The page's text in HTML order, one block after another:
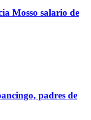
Mosso salario de
padres de